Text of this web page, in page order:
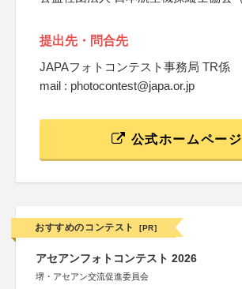
提出先・問合先
JAPAフォトコンテスト事務局 TR係
mail : photocontest@japa.or.jp
公式ホームページ
おすすめのコンテスト [PR]
アセアンフォトコンテスト 2026
堺・アセアン交流促進委員会